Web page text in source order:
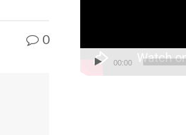
0
00:00